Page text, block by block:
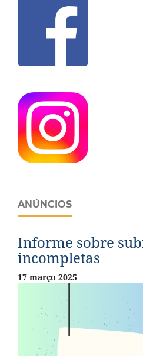
ANÚNCIOS
Informe sobre
incompletas
17 março 2025